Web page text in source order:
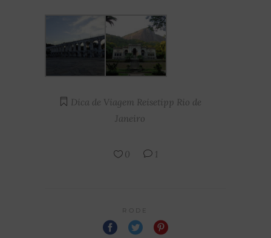
Dica de Viagem Reisetipp Rio de
Janeiro
0 1
RODE